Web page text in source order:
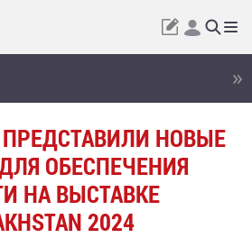
НОВЫЕ
ОБЕСПЕЧЕНИЯ
НА ВЫСТАВКЕ
2024